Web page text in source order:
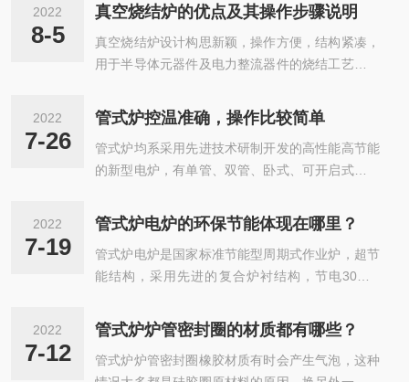
2022
8-5
真空烧结炉的优点及其操作步骤说明
真空烧结炉设计构思新颖，操作方便，结构紧凑，
用于半导体元器件及电力整流器件的烧结工艺，可
体设备系列中一种新颖的工艺装备，主要是在真空
或者是保护气氛的条件下，通过利用中频感应加热
的原理，让硬质的合金刀头以及各种金属粉末压制
体实现烧结的一个成套设备，是专门为硬质合金、
空环境里面对被加热物体进行保护性烧结的炉子。
对产品的不良影响。例如要使电解氢气中...
2022
7-26
管式炉控温准确，操作比较简单
管式炉均系采用先进技术研制开发的高性能高节能
的新型电炉，有单管、双管、卧式、可开启式、立
于大专院校、科研院所、工矿企业等实验和小批量
生产之用。具有安全可靠、操作简单、控温精度
高、保温效果好、温度范围大、炉膛温度均匀性
高、温区多、可选配气氛、抽真空炉型等。可选择
材料和双层结构，可将外表温度降到常温。均温区
于国内水平。炉管可选择配置耐热钢、石英玻璃...
2022
7-19
管式炉电炉的环保节能体现在哪里？
管式炉电炉是国家标准节能型周期式作业炉，超节
能结构，采用先进的复合炉衬结构，节电30%-4
燃油、燃煤成本大大降低。该管式炉热工材料选用
高品质节能型轻质泡沫砖和优质保温制品砌筑而
成。管式炉该炉温度调节方便、安全，只要调节功
2022
7-12
管式炉炉管密封圈的材质都有哪些？
管式炉炉管密封圈橡胶材质有时会产生气泡，这种